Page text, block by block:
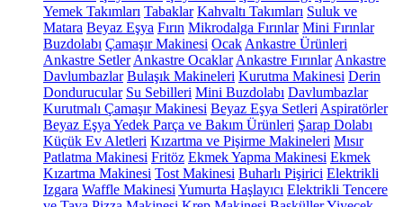
Yemek Takımları Tabaklar Kahvaltı Takımları Suluk ve
Matara Beyaz Eşya Fırın Mikrodalga Fırınlar Mini Fırınlar
Buzdolabı Çamaşır Makinesi Ocak Ankastre Ürünleri
Ankastre Setler Ankastre Ocaklar Ankastre Fırınlar Ankastre
Davlumbazlar Bulaşık Makineleri Kurutma Makinesi Derin
Dondurucular Su Sebilleri Mini Buzdolabı Davlumbazlar
Kurutmalı Çamaşır Makinesi Beyaz Eşya Setleri Aspiratörler
Beyaz Eşya Yedek Parça ve Bakım Ürünleri Şarap Dolabı
Küçük Ev Aletleri Kızartma ve Pişirme Makineleri Mısır
Patlatma Makinesi Fritöz Ekmek Yapma Makinesi Ekmek
Kızartma Makinesi Tost Makinesi Buharlı Pişirici Elektrikli
Izgara Waffle Makinesi Yumurta Haşlayıcı Elektrikli Tencere